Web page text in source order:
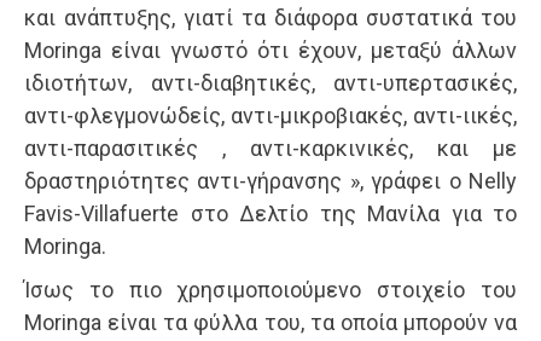
και ανάπτυξης, γιατί τα διάφορα συστατικά του
Moringa είναι γνωστό ότι έχουν, μεταξύ άλλων
ιδιοτήτων, αντι-διαβητικές, αντι-υπερτασικές,
αντι-φλεγμονώδείς, αντι-μικροβιακές, αντι-ιικές,
αντι-παρασιτικές , αντι-καρκινικές, και με
δραστηριότητες αντι-γήρανσης », γράφει ο Nelly
Favis-Villafuerte στο Δελτίο της Μανίλα για το
Moringa.
Ίσως το πιο χρησιμοποιούμενο στοιχείο του
Moringa είναι τα φύλλα του, τα οποία μπορούν να